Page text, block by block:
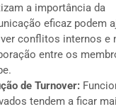
a importância da
eficaz podem
conflitos internos e
entre os
de Turnover:
tendem a ficar